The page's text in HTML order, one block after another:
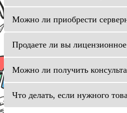
Можно ли приобрести
Продаете ли вы
Можно ли получить
Что делать, если нужного